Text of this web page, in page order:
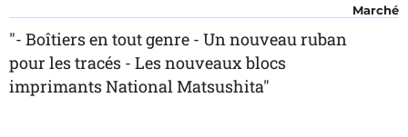
Marché
"- Boîtiers en tout genre - Un nouveau ruban
pour les tracés - Les nouveaux blocs
imprimants National Matsushita"